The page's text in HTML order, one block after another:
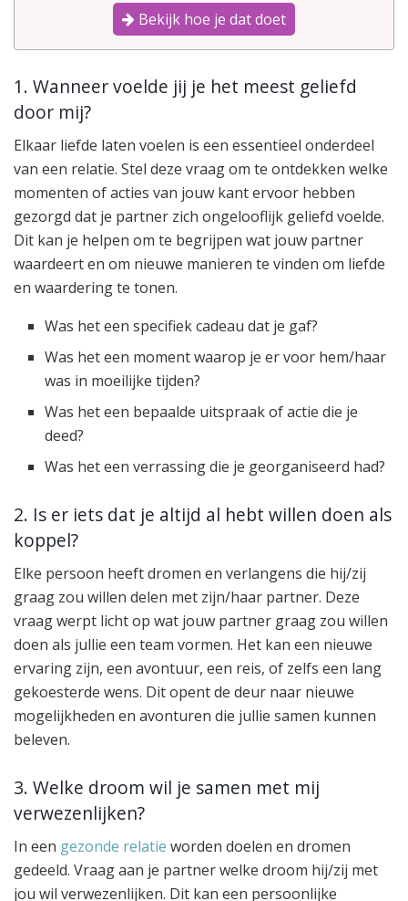
Bekijk hoe je dat doet
1. Wanneer voelde jij je het meest geliefd
door mij?
Elkaar liefde laten voelen is een essentieel onderdeel
van een relatie. Stel deze vraag om te ontdekken welke
momenten of acties van jouw kant ervoor hebben
gezorgd dat je partner zich ongelooflijk geliefd voelde.
Dit kan je helpen om te begrijpen wat jouw partner
waardeert en om nieuwe manieren te vinden om liefde
en waardering te tonen.
Was het een specifiek cadeau dat je gaf?
Was het een moment waarop je er voor hem/haar
was in moeilijke tijden?
Was het een bepaalde uitspraak of actie die je
deed?
Was het een verrassing die je georganiseerd had?
2. Is er iets dat je altijd al hebt willen doen als
koppel?
Elke persoon heeft dromen en verlangens die hij/zij
graag zou willen delen met zijn/haar partner. Deze
vraag werpt licht op wat jouw partner graag zou willen
doen als jullie een team vormen. Het kan een nieuwe
ervaring zijn, een avontuur, een reis, of zelfs een lang
gekoesterde wens. Dit opent de deur naar nieuwe
mogelijkheden en avonturen die jullie samen kunnen
beleven.
3. Welke droom wil je samen met mij
verwezenlijken?
In een gezonde relatie worden doelen en dromen
gedeeld. Vraag aan je partner welke droom hij/zij met
jou wil verwezenlijken. Dit kan een persoonlijke